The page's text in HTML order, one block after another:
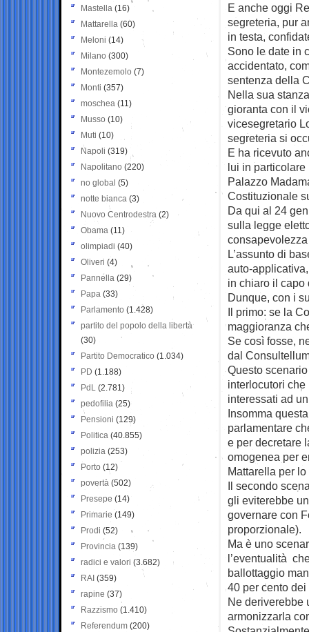
E anche oggi
segreteria, pur
in testa,
Sono le date in
accidentato,
sentenza della
Nella sua
gioranta con il
vicesegretario
segreteria si
E ha ricevuto
lui in
Palazzo
Costituzionale
Da qui al 24
sulla legge
L’assunto di
auto-
in chiaro il capo
Dunque, con i
Il primo: se la
maggioranza
Se così fosse,
dal
Questo
interlocutori
interessati ad
Insomma
parlamentare
e per decretare
omogenea per
Mattarella per
Il secondo
gli eviterebbe
governare con
proporzionale).
Ma è uno
l’eventualità
ballottaggio
40 per cento
Ne deriverebbe
armonizzarla
Mastella (16)
Mattarella (60)
Meloni (14)
Milano (300)
Montezemolo (7)
Monti (357)
moschea (11)
Musso (10)
Muti (10)
Napoli (319)
Napolitano (220)
no global (5)
notte bianca (3)
Nuovo Centrodestra (2)
Obama (11)
olimpiadi (40)
Oliveri (4)
Pannella (29)
Papa (33)
Parlamento (1.428)
partito del popolo della libertà
(30)
Partito Democratico (1.034)
PD (1.188)
PdL (2.781)
pedofilia (25)
Pensioni (129)
Politica (40.855)
polizia (253)
Porto (12)
povertà (502)
Presepe (14)
Primarie (149)
Prodi (52)
Provincia (139)
radici e valori (3.682)
RAI (359)
rapine (37)
Razzismo (1.410)
Referendum (200)